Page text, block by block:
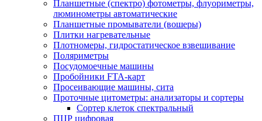
Планшетные (спектро) фотометры, флуориметры,
люминометры автоматические
Планшетные промыватели (вошеры)
Плитки нагревательные
Плотномеры, гидростатическое взвешивание
Поляриметры
Посудомоечные машины
Пробойники FTA-карт
Просеивающие машины, сита
Проточные цитометры: анализаторы и сортеры
Сортер клеток спектральный
ПЦР цифровая